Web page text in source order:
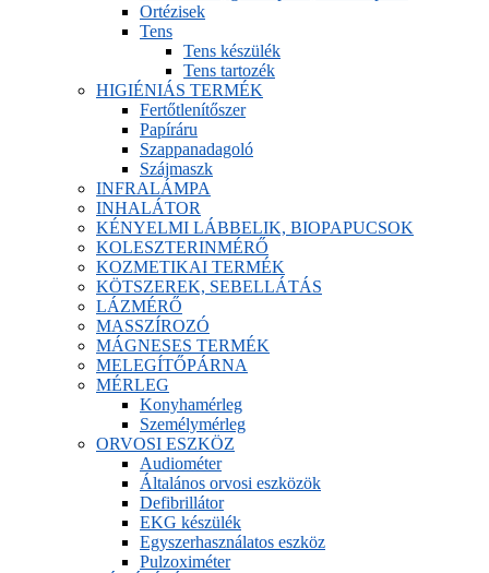
Ortézisek
Tens
Tens készülék
Tens tartozék
HIGIÉNIÁS TERMÉK
Fertőtlenítőszer
Papíráru
Szappanadagoló
Szájmaszk
INFRALÁMPA
INHALÁTOR
KÉNYELMI LÁBBELIK, BIOPAPUCSOK
KOLESZTERINMÉRŐ
KOZMETIKAI TERMÉK
KÖTSZEREK, SEBELLÁTÁS
LÁZMÉRŐ
MASSZÍROZÓ
MÁGNESES TERMÉK
MELEGÍTŐPÁRNA
MÉRLEG
Konyhamérleg
Személymérleg
ORVOSI ESZKÖZ
Audiométer
Általános orvosi eszközök
Defibrillátor
EKG készülék
Egyszerhasználatos eszköz
Pulzoximéter